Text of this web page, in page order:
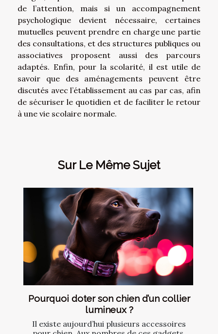
de l’attention, mais si un accompagnement
psychologique devient nécessaire, certaines
mutuelles peuvent prendre en charge une partie
des consultations, et des structures publiques ou
associatives proposent aussi des parcours
adaptés. Enfin, pour la scolarité, il est utile de
savoir que des aménagements peuvent être
discutés avec l’établissement au cas par cas, afin
de sécuriser le quotidien et de faciliter le retour
à une vie scolaire normale.
Sur Le Même Sujet
Pourquoi doter son chien d’un collier
lumineux ?
Il existe aujourd’hui plusieurs accessoires